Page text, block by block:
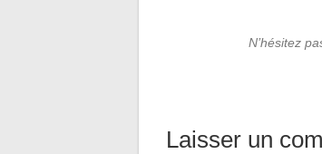
N’hésitez
Laisser un